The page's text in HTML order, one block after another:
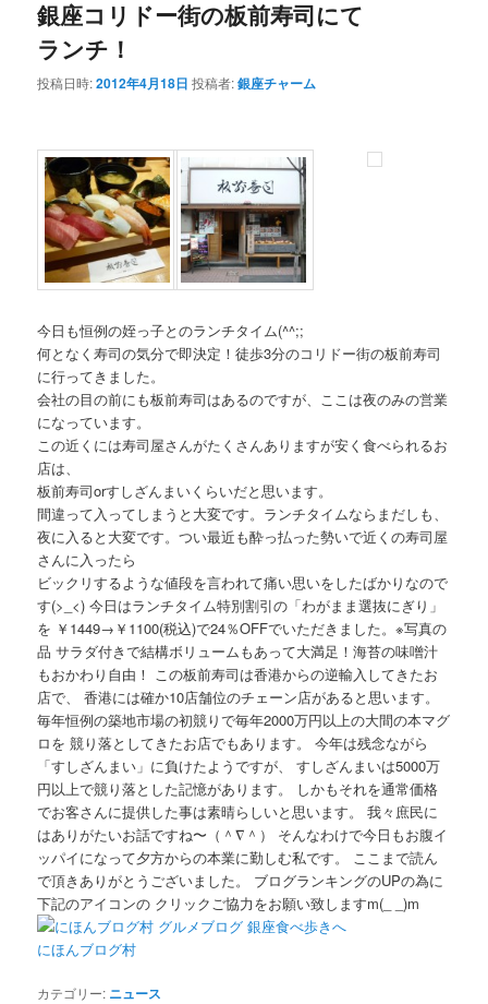
銀座コリドー街の板前寿司にて
ランチ！
投稿日時:2012年4月18日 投稿者:銀座チャーム
今日も恒例の姪っ子とのランチタイム(^^;;
何となく寿司の気分で即決定！徒歩3分のコリドー街の板前寿司
に行ってきました。
会社の目の前にも板前寿司はあるのですが、ここは夜のみの営業
になっています。
この近くには寿司屋さんがたくさんありますが安く食べられるお
店は、
板前寿司orすしざんまいくらいだと思います。
間違って入ってしまうと大変です。ランチタイムならまだしも、
夜に入ると大変です。つい最近も酔っ払った勢いで近くの寿司屋
さんに入ったら
ビックリするような値段を言われて痛い思いをしたばかりなので
す(>_<) 今日はランチタイム特別割引の「わがまま選抜にぎり」
を ￥1449→￥1100(税込)で24％OFFでいただきました。※写真の
品 サラダ付きで結構ボリュームもあって大満足！海苔の味噌汁
もおかわり自由！ この板前寿司は香港からの逆輸入してきたお
店で、 香港には確か10店舗位のチェーン店があると思います。
毎年恒例の築地市場の初競りで毎年2000万円以上の大間の本マグ
ロを 競り落としてきたお店でもあります。 今年は残念ながら
「すしざんまい」に負けたようですが、 すしざんまいは5000万
円以上で競り落とした記憶があります。 しかもそれを通常価格
でお客さんに提供した事は素晴らしいと思います。 我々庶民に
はありがたいお話ですね〜（＾∇＾） そんなわけで今日もお腹イ
ッパイになって夕方からの本業に勤しむ私です。 ここまで読ん
で頂きありがとうございました。 ブログランキングのUPの為に
下記のアイコンの クリックご協力をお願い致しますm(_ _)m
にほんブログ村
カテゴリー: ニュース